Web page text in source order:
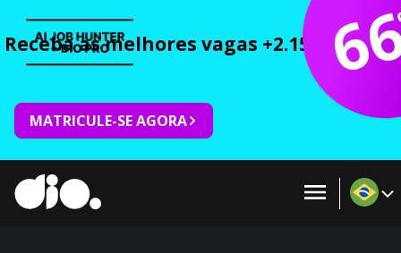
Receba as melhores vagas +2.150 cursos
MATRICULE-SE AGORA